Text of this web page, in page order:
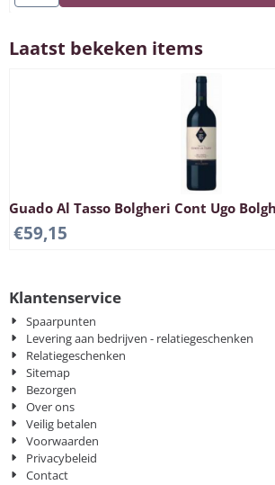
Laatst bekeken items
Guado Al Tasso Bolgheri Cont Ugo
€59,15
Klantenservice
Spaarpunten
Levering aan bedrijven - relatiegeschenken
Relatiegeschenken
Sitemap
Bezorgen
Over ons
Veilig betalen
Voorwaarden
Privacybeleid
Contact